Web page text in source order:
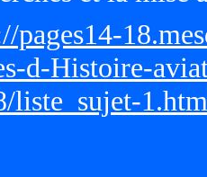
pages14-
d-Histoire-
liste_sujet-1.htm